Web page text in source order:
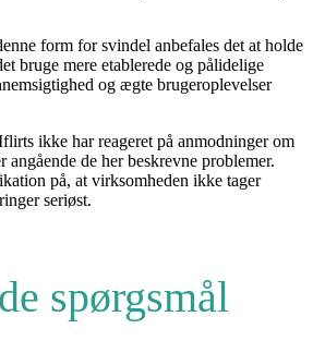
form for svindel anbefales det at holde
bruge mere etablerede og pålidelige
og ægte brugeroplevelser
ikke har reageret på anmodninger om
angående de her beskrevne problemer.
på, at virksomheden ikke tager
seriøst.
spørgsmål